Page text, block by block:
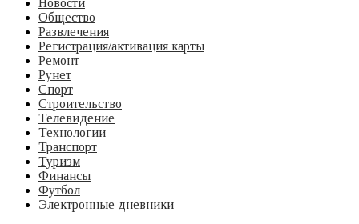
Новости
Общество
Развлечения
Регистрация/активация карты
Ремонт
Рунет
Спорт
Строительство
Телевидение
Технологии
Транспорт
Туризм
Финансы
Футбол
Электронные дневники